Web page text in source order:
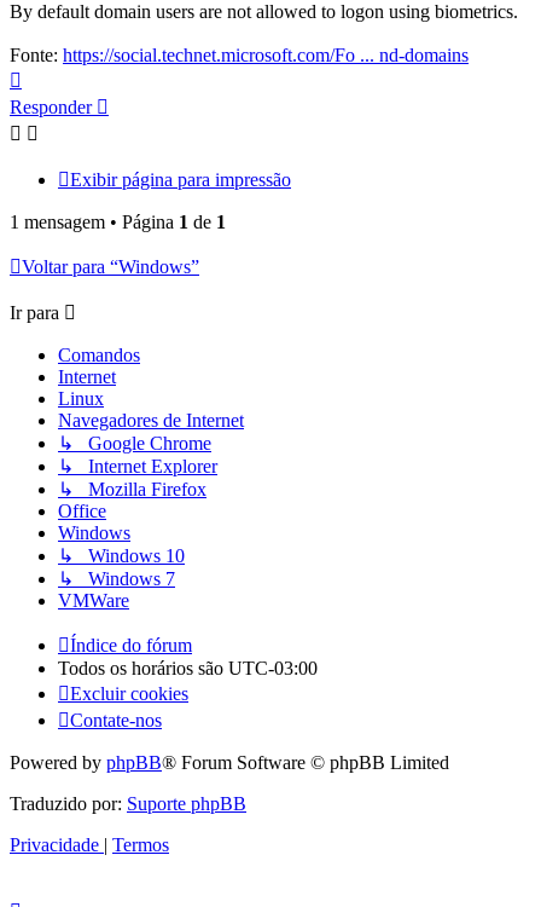
By default domain users are not allowed to logon using biometrics.
Fonte: https://social.technet.microsoft.com/Fo ... nd-domains
topo
Responder
Exibir página para impressão
1 mensagem • Página 1 de 1
Voltar para “Windows”
Ir para
Comandos
Internet
Linux
Navegadores de Internet
↳ Google Chrome
↳ Internet Explorer
↳ Mozilla Firefox
Office
Windows
↳ Windows 10
↳ Windows 7
VMWare
Índice do fórum
Todos os horários são UTC-03:00
Excluir cookies
Contate-nos
Powered by phpBB® Forum Software © phpBB Limited
Traduzido por: Suporte phpBB
Privacidade | Termos